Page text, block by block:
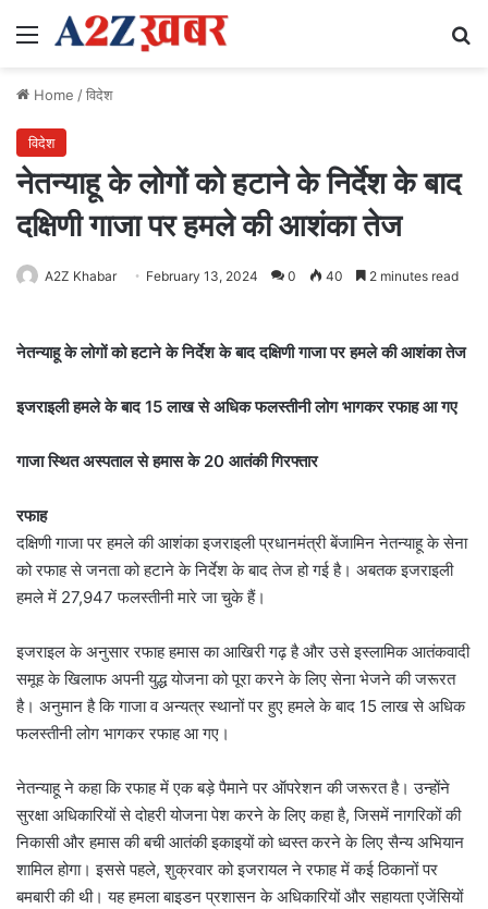
Menu
Home /विदेश
विदेश
नेतन्याहू के लोगों को हटाने के निर्देश के बाद
दक्षिणी गाजा पर हमले की आशंका तेज
A2Z Khabar February 13, 2024 0 40 2 minutes read
नेतन्याहू के लोगों को हटाने के निर्देश के बाद दक्षिणी गाजा पर हमले की आशंका तेज
इजराइली हमले के बाद 15 लाख से अधिक फलस्तीनी लोग भागकर रफाह आ गए
गाजा स्थित अस्पताल से हमास के 20 आतंकी गिरफ्तार
रफाह
दक्षिणी गाजा पर हमले की आशंका इजराइली प्रधानमंत्री बेंजामिन नेतन्याहू के सेना
को रफाह से जनता को हटाने के निर्देश के बाद तेज हो गई है। अबतक इजराइली
हमले में 27,947 फलस्तीनी मारे जा चुके हैं।
इजराइल के अनुसार रफाह हमास का आखिरी गढ़ है और उसे इस्लामिक आतंकवादी
समूह के खिलाफ अपनी युद्ध योजना को पूरा करने के लिए सेना भेजने की जरूरत
है। अनुमान है कि गाजा व अन्यत्र स्थानों पर हुए हमले के बाद 15 लाख से अधिक
फलस्तीनी लोग भागकर रफाह आ गए।
नेतन्याहू ने कहा कि रफाह में एक बड़े पैमाने पर ऑपरेशन की जरूरत है। उन्होंने
सुरक्षा अधिकारियों से दोहरी योजना पेश करने के लिए कहा है, जिसमें नागरिकों की
निकासी और हमास की बची आतंकी इकाइयों को ध्वस्त करने के लिए सैन्य अभियान
शामिल होगा। इससे पहले, शुक्रवार को इजरायल ने रफाह में कई ठिकानों पर
बमबारी की थी। यह हमला बाइडन प्रशासन के अधिकारियों और सहायता एजेंसियों